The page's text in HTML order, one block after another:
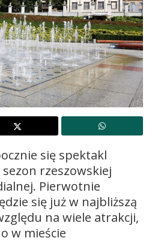
się spektakl
rzeszowskiej
Pierwotnie
się już w najbliższą
na wiele atrakcji,
w mieście